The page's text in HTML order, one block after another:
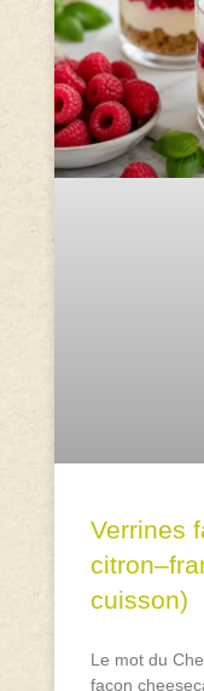
Verrines
cuisson)
Le mot du
façon